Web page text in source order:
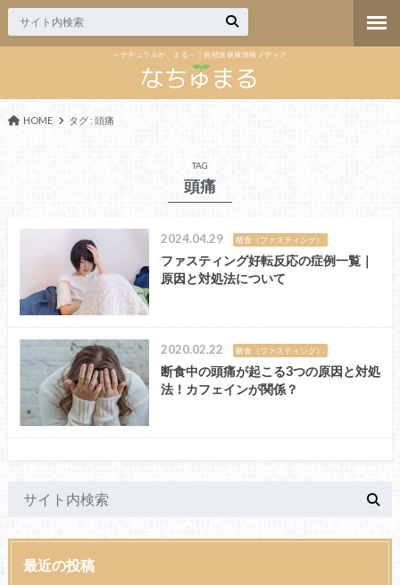
～ナチュラルが、まる～｜自然派健康情報メディア
HOME タグ : 頭痛
TAG
頭痛
2024.04.29 断食（ファスティング）
ファスティング好転反応の症例一覧｜
原因と対処法について
2020.02.22 断食（ファスティング）
断食中の頭痛が起こる3つの原因と対処
法！カフェインが関係？
最近の投稿